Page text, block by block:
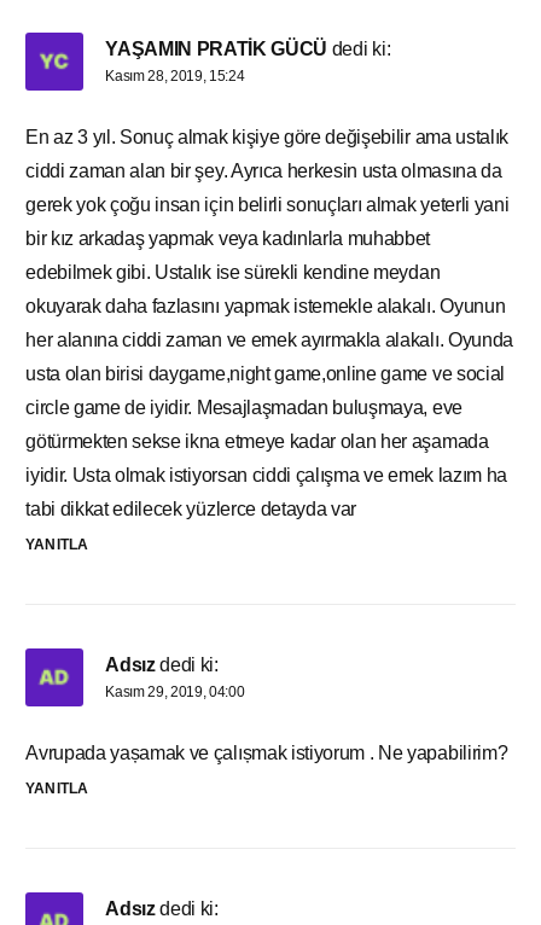
YAŞAMIN PRATİK GÜCÜ dedi ki:
Kasım 28, 2019, 15:24
En az 3 yıl. Sonuç almak kişiye göre değişebilir ama ustalık
ciddi zaman alan bir şey. Ayrıca herkesin usta olmasına da
gerek yok çoğu insan için belirli sonuçları almak yeterli yani
bir kız arkadaş yapmak veya kadınlarla muhabbet
edebilmek gibi. Ustalık ise sürekli kendine meydan
okuyarak daha fazlasını yapmak istemekle alakalı. Oyunun
her alanına ciddi zaman ve emek ayırmakla alakalı. Oyunda
usta olan birisi daygame,night game,online game ve social
circle game de iyidir. Mesajlaşmadan buluşmaya, eve
götürmekten sekse ikna etmeye kadar olan her aşamada
iyidir. Usta olmak istiyorsan ciddi çalışma ve emek lazım ha
tabi dikkat edilecek yüzlerce detayda var
YANITLA
Adsız dedi ki:
Kasım 29, 2019, 04:00
Avrupada yașamak ve çalıșmak istiyorum . Ne yapabilirim?
YANITLA
Adsız dedi ki: